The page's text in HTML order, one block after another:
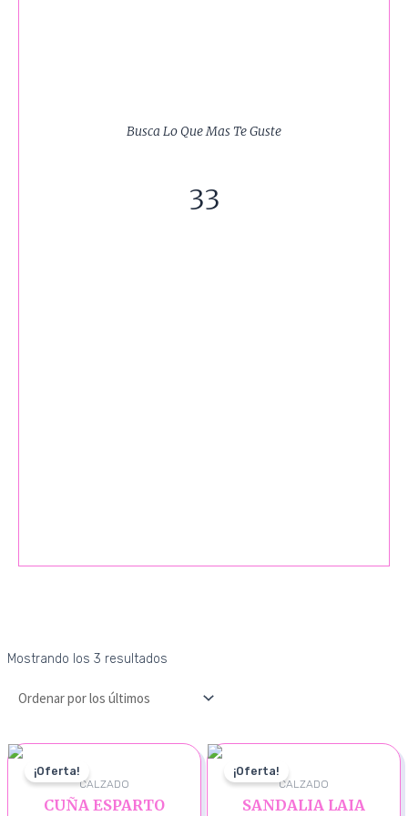
Busca Lo Que Mas Te Guste
33
Mostrando los 3 resultados
¡Oferta!
CALZADO
CUÑA ESPARTO
¡Oferta!
CALZADO
SANDALIA LAIA